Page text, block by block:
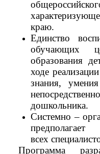
краю.
Единство
обучающих
образования
ходе
знания,
дошкольника.
Системно –
предполагает
всех
Программа